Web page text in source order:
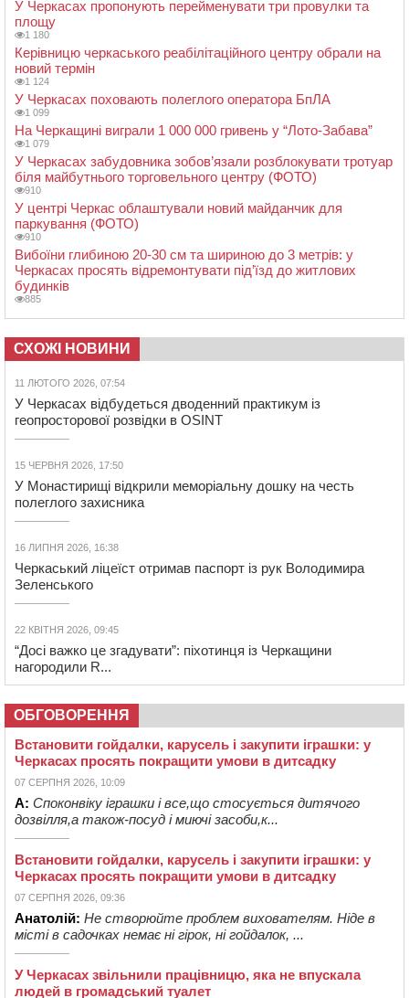
У Черкасах пропонують перейменувати три провулки та
площу
1 180
Керівницю черкаського реабілітаційного центру обрали на
новий термін
1 124
У Черкасах поховають полеглого оператора БпЛА
1 099
На Черкащині виграли 1 000 000 гривень у “Лото-Забава”
1 079
У Черкасах забудовника зобов’язали розблокувати тротуар
біля майбутнього торговельного центру (ФОТО)
910
У центрі Черкас облаштували новий майданчик для
паркування (ФОТО)
910
Вибоїни глибиною 20-30 см та шириною до 3 метрів: у
Черкасах просять відремонтувати під’їзд до житлових
будинків
885
СХОЖІ НОВИНИ
11 ЛЮТОГО 2026, 07:54
У Черкасах відбудеться дводенний практикум із
геопросторової розвідки в OSINT
15 ЧЕРВНЯ 2026, 17:50
У Монастирищі відкрили меморіальну дошку на честь
полеглого захисника
16 ЛИПНЯ 2026, 16:38
Черкаський ліцеїст отримав паспорт із рук Володимира
Зеленського
22 КВІТНЯ 2026, 09:45
“Досі важко це згадувати”: піхотинця із Черкащини
нагородили R...
ОБГОВОРЕННЯ
Встановити гойдалки, карусель і закупити іграшки: у
Черкасах просять покращити умови в дитсадку
07 СЕРПНЯ 2026, 10:09
А: Споконвіку іграшки і все,що стосується дитячого
дозвілля,а також-посуд і миючі засоби,к...
Встановити гойдалки, карусель і закупити іграшки: у
Черкасах просять покращити умови в дитсадку
07 СЕРПНЯ 2026, 09:36
Анатолій: Не створюйте проблем вихователям. Ніде в
місті в садочках немає ні гірок, ні гойдалок, ...
У Черкасах звільнили працівницю, яка не впускала
людей в громадський туалет